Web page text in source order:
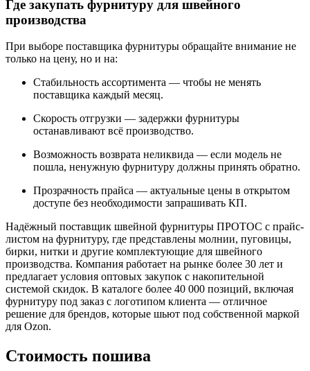
Где закупать фурнитуру для швейного
производства
При выборе поставщика фурнитуры обращайте внимание не
только на цену, но и на:
Стабильность ассортимента — чтобы не менять
поставщика каждый месяц.
Скорость отгрузки — задержки фурнитуры
останавливают всё производство.
Возможность возврата неликвида — если модель не
пошла, ненужную фурнитуру должны принять обратно.
Прозрачность прайса — актуальные цены в открытом
доступе без необходимости запрашивать КП.
Надёжный поставщик швейной фурнитуры ПРОТОС с прайс-
листом на фурнитуру, где представлены молнии, пуговицы,
бирки, нитки и другие комплектующие для швейного
производства. Компания работает на рынке более 30 лет и
предлагает условия оптовых закупок с накопительной
системой скидок. В каталоге более 40 000 позиций, включая
фурнитуру под заказ с логотипом клиента — отличное
решение для брендов, которые шьют под собственной маркой
для Ozon.
Стоимость пошива